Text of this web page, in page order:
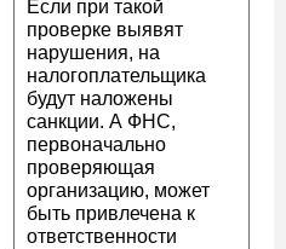
Если при такой
проверке выявят
нарушения, на
налогоплательщика
будут наложены
санкции. А ФНС,
первоначально
проверяющая
организацию, может
быть привлечена к
ответственности